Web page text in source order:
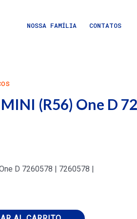
NOSSA FAMÍLIA CONTATOS
(R56) One D
D 7260578 | 7260578 |